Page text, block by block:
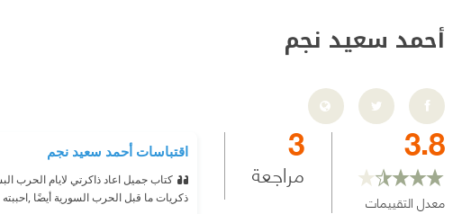
أحمد سعيد نجم
3.8
معدل التقييمات
3
مراجعة
اقتباسات أحمد سعيد نجم
كتاب جميل اعاد ذاكرتي لايام الحرب
ذكريات ما قبل الحرب السورية أيضًا